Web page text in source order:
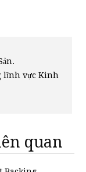
lĩnh vực Kinh
quan